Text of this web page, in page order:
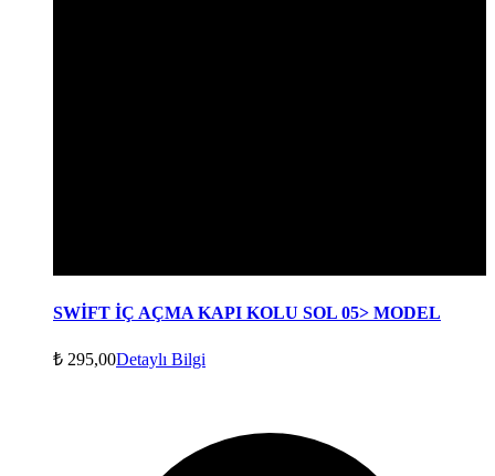
SWİFT İÇ AÇMA KAPI KOLU SOL 05> MODEL
₺ 295,00Detaylı Bilgi